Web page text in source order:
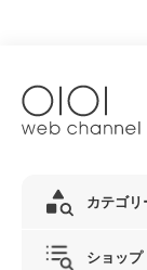
カテゴ
ショッ